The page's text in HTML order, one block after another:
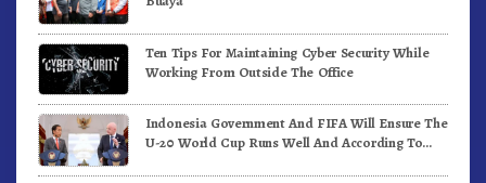
Ten Tips For Maintaining Cyber Security While
Working From Outside The Office
Indonesia Government And FIFA Will Ensure The
U-20 World Cup Runs Well And According To